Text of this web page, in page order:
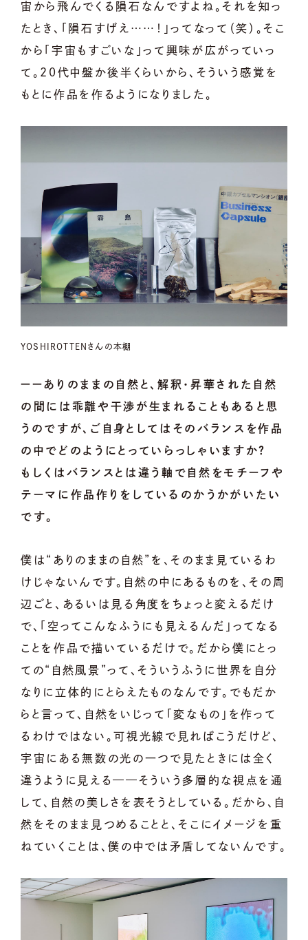
宙から飛んでくる隕石なんですよね。それを知っ
たとき、「隕石すげえ……！」ってなって（笑）。そこ
から「宇宙もすごいな」って興味が広がっていっ
て。20代中盤か後半くらいから、そういう感覚を
もとに作品を作るようになりました。
YOSHIROTTENさんの本棚
ーーありのままの自然と、解釈・昇華された自然
の間には乖離や干渉が生まれることもあると思
うのですが、ご自身としてはそのバランスを作品
の中でどのようにとっていらっしゃいますか？
もしくはバランスとは違う軸で自然をモチーフや
テーマに作品作りをしているのかうかがいたい
です。
僕は“ありのままの自然”を、そのまま見ているわ
けじゃないんです。自然の中にあるものを、その周
辺ごと、あるいは見る角度をちょっと変えるだけ
で、「空ってこんなふうにも見えるんだ」ってなる
ことを作品で描いているだけで。だから僕にとっ
ての“自然風景”って、そういうふうに世界を自分
なりに立体的にとらえたものなんです。でもだか
らと言って、自然をいじって「変なもの」を作って
るわけではない。可視光線で見ればこうだけど、
宇宙にある無数の光の一つで見たときには全く
違うように見える——そういう多層的な視点を通
して、自然の美しさを表そうとしている。だから、自
然をそのまま見つめることと、そこにイメージを重
ねていくことは、僕の中では矛盾してないんです。